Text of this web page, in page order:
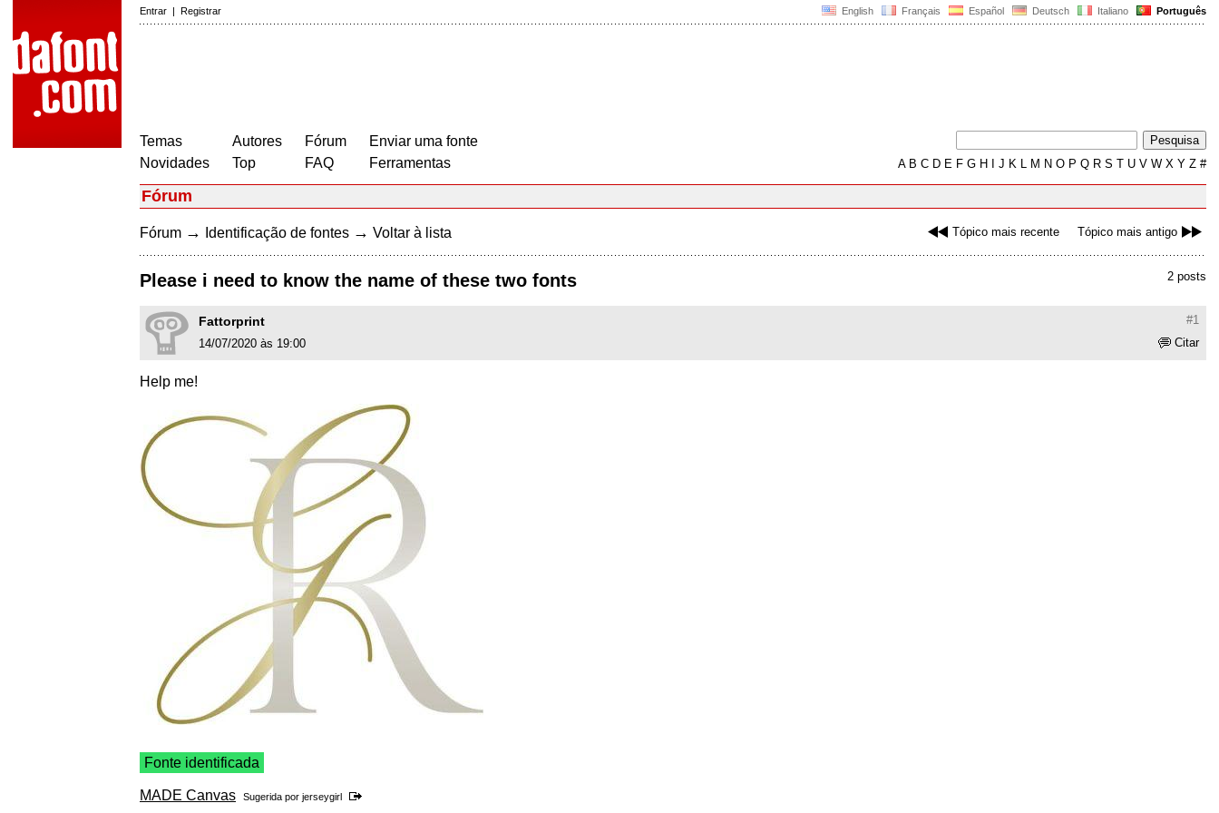
English Français Español Deutsch Italiano Português
Entrar | Registrar
Temas
Novidades
Autores
Top
Fórum
FAQ
Enviar uma fonte
Ferramentas
AB C D E F G H J K L M N O P Q R S T U V W X Y Z #
Fórum
Tópico mais recente Tópico mais antigo
Fórum → Identificação de fontes → Voltar à lista
2 posts
Please i need to know the name of these two fonts
#1
Fattorprint
Citar
14/07/2020 às 19:00
Help me!
Fonte identificada
MADE Canvas Sugerida por jerseygirl